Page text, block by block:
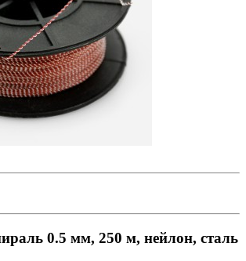
0.5 мм, 250 м, нейлон, сталь